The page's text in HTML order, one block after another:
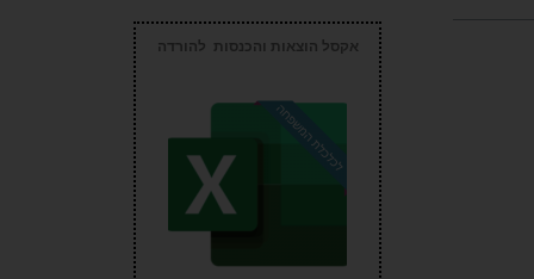
אקסל הוצאות והכנסות להורדה